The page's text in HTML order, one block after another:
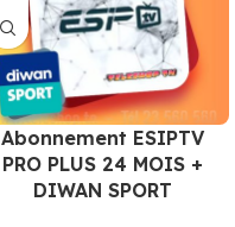
Abonnement ESIPTV
PRO PLUS 24 MOIS +
DIWAN SPORT